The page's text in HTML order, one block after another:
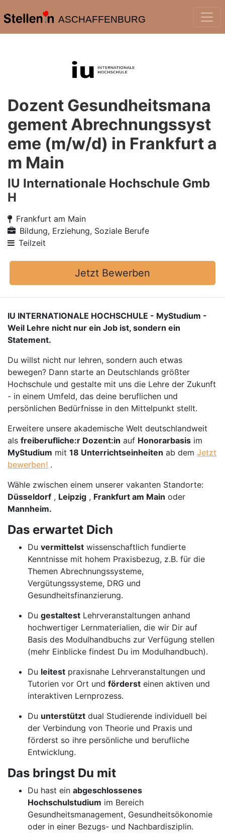
ASCHAFFENBURG
Dozent Gesundheitsmana
gement Abrechnungssyst
eme (m/w/d) in Frankfurt a
m Main
IU Internationale Hochschule Gmb
H
Frankfurt am Main
Bildung, Erziehung, Soziale Berufe
Teilzeit
Jetzt Bewerben
IU INTERNATIONALE HOCHSCHULE - MyStudium -
Weil Lehre nicht nur ein Job ist, sondern ein
Statement.
Du willst nicht nur lehren, sondern auch etwas
bewegen? Dann starte an Deutschlands größter
Hochschule und gestalte mit uns die Lehre der Zukunft
- in einem Umfeld, das deine beruflichen und
persönlichen Bedürfnisse in den Mittelpunkt stellt.
Erweitere unsere akademische Welt deutschlandweit
als freiberufliche:r Dozent:in auf Honorarbasis im
MyStudium mit 18 Unterrichtseinheiten ab dem Jetzt
bewerben! .
Wähle zwischen einem unserer vakanten Standorte:
Düsseldorf , Leipzig , Frankfurt am Main oder
Mannheim.
Das erwartet Dich
Du vermittelst wissenschaftlich fundierte
Kenntnisse mit hohem Praxisbezug, z.B. für die
Themen Abrechnungssysteme,
Vergütungssysteme, DRG und
Gesundheitsfinanzierung.
Du gestaltest Lehrveranstaltungen anhand
hochwertiger Lernmaterialien, die wir Dir auf
Basis des Modulhandbuchs zur Verfügung stellen
(mehr Einblicke findest Du im Modulhandbuch).
Du leitest praxisnahe Lehrveranstaltungen und
Tutorien vor Ort und förderst einen aktiven und
interaktiven Lernprozess.
Du unterstützt dual Studierende individuell bei
der Verbindung von Theorie und Praxis und
förderst so ihre persönliche und berufliche
Entwicklung.
Das bringst Du mit
Du hast ein abgeschlossenes
Hochschulstudium im Bereich
Gesundheitsmanagement, Gesundheitsökonomie
oder in einer Bezugs- und Nachbardisziplin.